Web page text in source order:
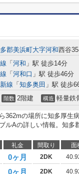
郡美浜町大字河和西谷
「 河和 」駅 徒歩14分
「 河和口 」駅 徒歩46分
線 「 知多奥田 」駅 徒歩
階数 2階建 構造 軽量鉄
362mの場所に知多厚生
ルAの詳しい情報。知多
礼金 間取り 面
0ヶ月 2DK
0ヶ月 2DK